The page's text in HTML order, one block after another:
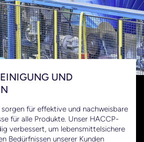
UND
für effektive und nachweisbare
für alle Produkte. Unser HACCP-
verbessert, um lebensmittelsichere
Bedürfnissen unserer Kunden